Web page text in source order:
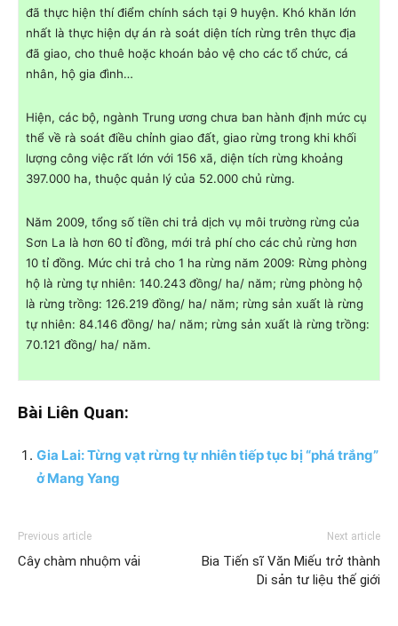
đã thực hiện thí điểm chính sách tại 9 huyện. Khó khăn lớn
nhất là thực hiện dự án rà soát diện tích rừng trên thực địa
đã giao, cho thuê hoặc khoán bảo vệ cho các tổ chức, cá
nhân, hộ gia đình…
Hiện, các bộ, ngành Trung ương chưa ban hành định mức cụ
thể về rà soát điều chỉnh giao đất, giao rừng trong khi khối
lượng công việc rất lớn với 156 xã, diện tích rừng khoảng
397.000 ha, thuộc quản lý của 52.000 chủ rừng.
Năm 2009, tổng số tiền chi trả dịch vụ môi trường rừng của
Sơn La là hơn 60 tỉ đồng, mới trả phí cho các chủ rừng hơn
10 tỉ đồng. Mức chi trả cho 1 ha rừng năm 2009: Rừng phòng
hộ là rừng tự nhiên: 140.243 đồng/ ha/ năm; rừng phòng hộ
là rừng trồng: 126.219 đồng/ ha/ năm; rừng sản xuất là rừng
tự nhiên: 84.146 đồng/ ha/ năm; rừng sản xuất là rừng trồng:
70.121 đồng/ ha/ năm.
Bài Liên Quan:
Gia Lai: Từng vạt rừng tự nhiên tiếp tục bị “phá trắng”
ở Mang Yang
Previous article
Cây chàm nhuộm vải
Next article
Bia Tiến sĩ Văn Miếu trở thành
Di sản tư liệu thế giới